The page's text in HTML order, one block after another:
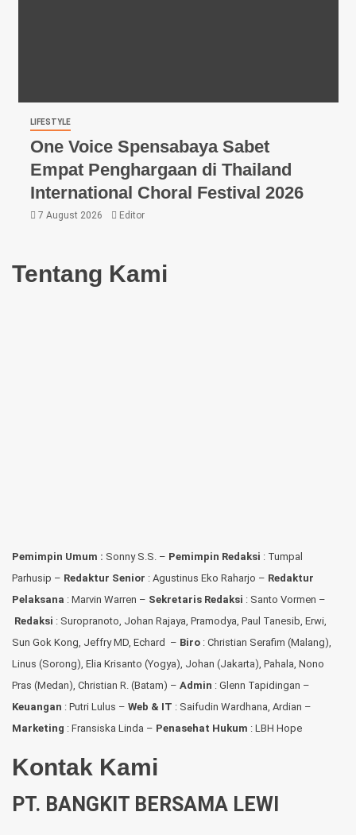
LIFESTYLE
One Voice Spensabaya Sabet
Empat Penghargaan di Thailand
International Choral Festival 2026
7 August 2026 Editor
Tentang Kami
Pemimpin Umum : Sonny S.S. – Pemimpin Redaksi : Tumpal
Parhusip – Redaktur Senior : Agustinus Eko Raharjo – Redaktur
Pelaksana : Marvin Warren – Sekretaris Redaksi : Santo Vormen –
Redaksi : Suropranoto, Johan Rajaya, Pramodya, Paul Tanesib, Erwi,
Sun Gok Kong, Jeffry MD, Echard – Biro : Christian Serafim (Malang),
Linus (Sorong), Elia Krisanto (Yogya), Johan (Jakarta), Pahala, Nono
Pras (Medan), Christian R. (Batam) – Admin : Glenn Tapidingan –
Keuangan : Putri Lulus – Web & IT : Saifudin Wardhana, Ardian –
Marketing : Fransiska Linda – Penasehat Hukum : LBH Hope
Kontak Kami
PT. BANGKIT BERSAMA LEWI